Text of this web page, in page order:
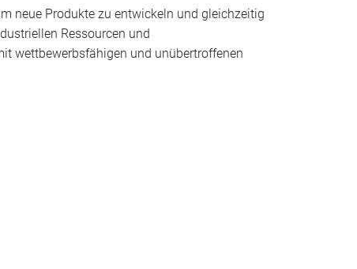
neue Produkte zu entwickeln und gleichzeitig
Ressourcen und
wettbewerbsfähigen und unübertroffenen